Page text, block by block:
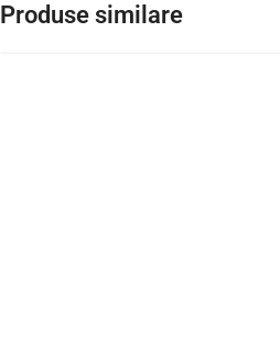
Produse similare